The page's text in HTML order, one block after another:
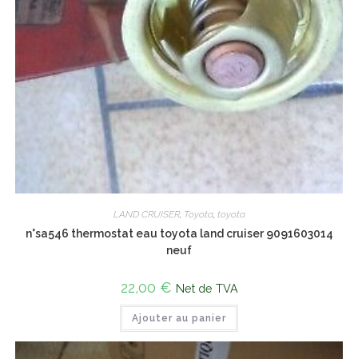
LAND CRUISER, Toyota, toyota
n°sa546 thermostat eau toyota land cruiser 9091603014
neuf
22,00 € Net de TVA
Ajouter au panier